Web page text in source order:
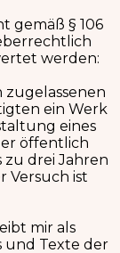
gemäß § 106
werden:
zugelassenen
ein Werk
eines
öffentlich
zu drei Jahren
Versuch ist
mir als
und Texte der